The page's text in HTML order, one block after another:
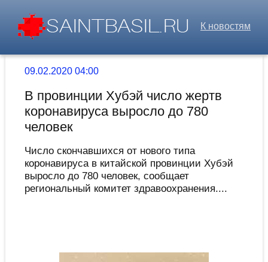
К новостям
09.02.2020 04:00
В провинции Хубэй число жертв
коронавируса выросло до 780
человек
Число скончавшихся от нового типа
коронавируса в китайской провинции Хубэй
выросло до 780 человек, сообщает
региональный комитет здравоохранения....